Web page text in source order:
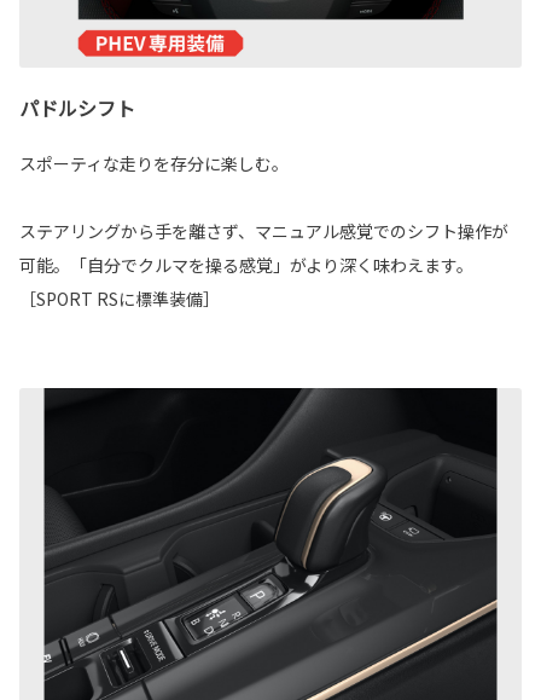
パドルシフト
スポーティな走りを存分に楽しむ。
ステアリングから手を離さず、マニュアル感覚でのシフト操作が
可能。「自分でクルマを操る感覚」がより深く味わえます。
［SPORT RSに標準装備］